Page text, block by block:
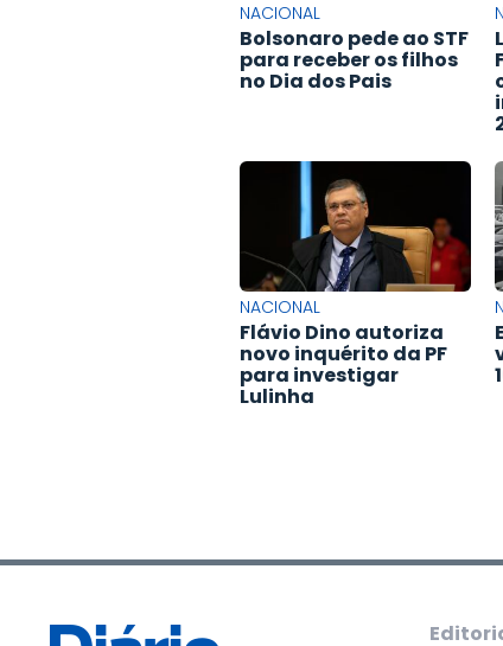
NACIONAL
Bolsonaro pede ao STF
para receber os filhos
no Dia dos Pais
NACIONAL
Flávio Dino autoriza
novo inquérito da PF
para investigar
Lulinha